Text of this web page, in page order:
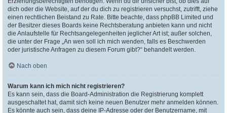
dich oder die Website, auf der du dich zu registrieren versuchst, zutrifft, ziehe
einen rechtlichen Beistand zu Rate. Bitte beachte, dass phpBB Limited und
der Besitzer dieses Boards keine Rechtsberatung anbieten kann und nicht
die Anlaufstelle für Rechtsangelegenheiten jeglicher Art ist; außer solchen,
die unter der Frage „An wen soll ich mich wenden, falls es Beschwerden
oder juristische Anfragen zu diesem Forum gibt?“ behandelt werden.
Nach oben
Warum kann ich mich nicht registrieren?
Es kann sein, dass die Board-Administration die Registrierung komplett
ausgeschaltet hat, damit sich keine neuen Benutzer mehr anmelden können.
Es könnte auch sein, dass deine IP-Adresse oder der Benutzername, mit